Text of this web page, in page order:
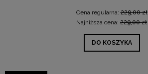
Cena regularna:229,00 zł
Najniższa cena: 229,00 zł
DO KOSZYKA